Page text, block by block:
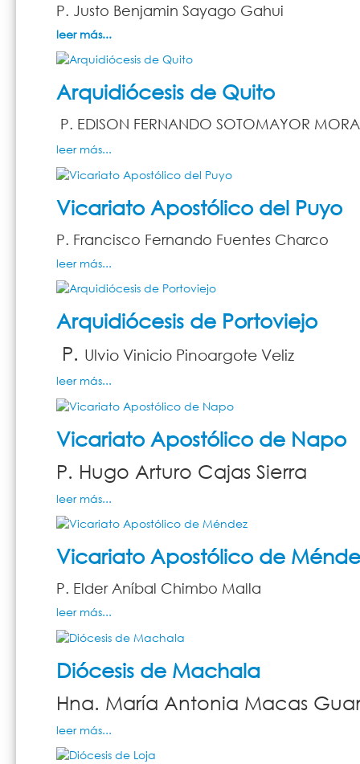
P. Justo Benjamin Sayago Gahui
leer más...
Arquidiócesis de Quito
P. EDISON FERNANDO SOTOMAYOR
leer más...
Vicariato Apostólico del Puyo
P. Francisco Fernando Fuentes Charco
leer más...
Arquidiócesis de Portoviejo
P. Ulvio Vinicio Pinoargote Veliz
leer más...
Vicariato Apostólico de Napo
P. Hugo Arturo Cajas Sierra
leer más...
Vicariato Apostólico de
P. Elder Aníbal Chimbo Malla
leer más...
Diócesis de Machala
Hna. María Antonia Macas
leer más...